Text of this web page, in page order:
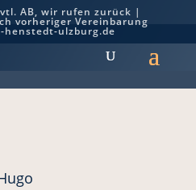
AB, wir rufen zurück |
vorheriger Vereinbarung
henstedt-ulzburg.de